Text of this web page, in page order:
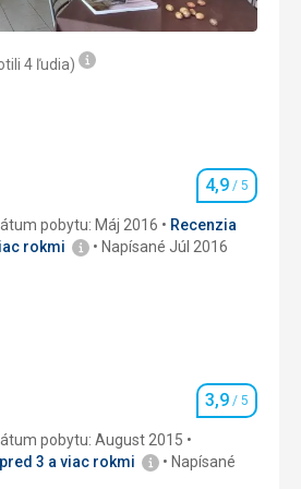
automaticky pomocou
4 ľudia)
Hodnotenie
4,9 / 5
pobytu: Máj 2016
Recenzia
rokmi
Napísané Júl 2016
5,0/ 5
4,0
Hodnotenie
3,9 / 5
pobytu: August 2015
3 a viac rokmi
Napísané